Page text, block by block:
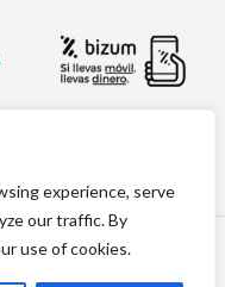
experience, serve
our traffic. By
use of cookies.
reservados